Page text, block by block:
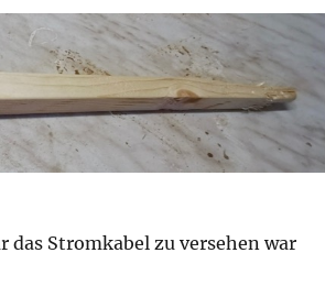
das Stromkabel zu versehen war